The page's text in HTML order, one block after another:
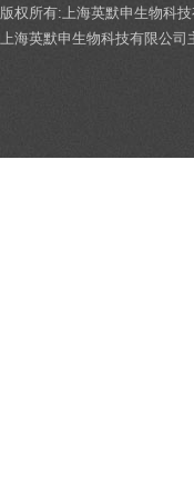
版权所有:上海英默申生物科技
上海英默申生物科技有限公司